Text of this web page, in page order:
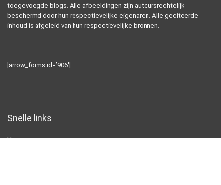
toegevoegde blogs. Alle afbeeldingen zijn auteursrechtelijk
beschermd door hun respectievelijke eigenaren. Alle geciteerde
inhoud is afgeleid van hun respectievelijke bronnen.
[arrow_forms id=’906′]
Snelle links
Home